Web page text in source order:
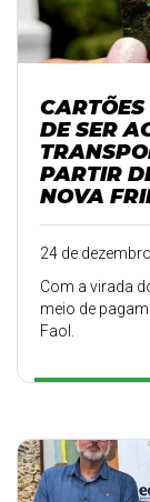
DE SER
PARTIR
NOVA
24 de
Com a virada
meio de
Faol.